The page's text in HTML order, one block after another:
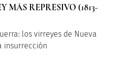
MÁS REPRESIVO (1813-
los virreyes de Nueva
insurrección